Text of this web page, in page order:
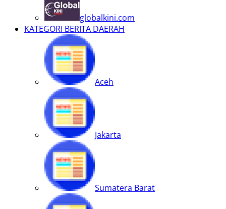
globalkini.com
KATEGORI BERITA DAERAH
Aceh
Jakarta
Sumatera Barat